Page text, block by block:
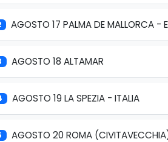
AGOSTO 17 PALMA DE MALLORCA -
AGOSTO 18 ALTAMAR
AGOSTO 19 LA SPEZIA - ITALIA
AGOSTO 20 ROMA